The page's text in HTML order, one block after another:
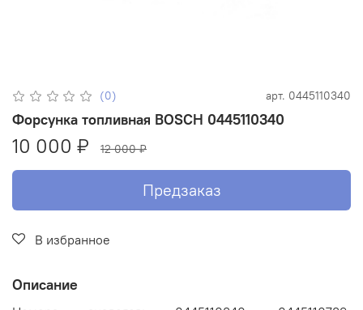
(0) арт. 0445110340
Форсунка топливная BOSCH 0445110340
10 000 ₽ 12 000 ₽
Предзаказ
В избранное
Описание